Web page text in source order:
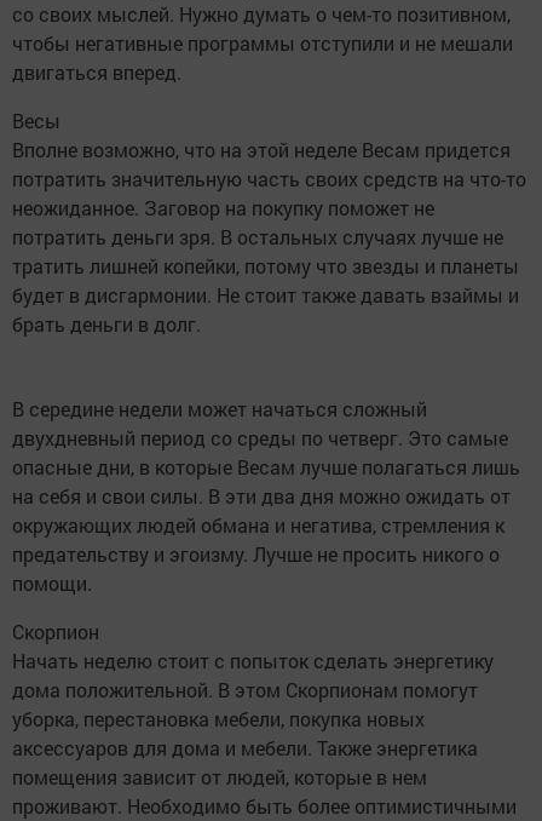
со своих мыслей. Нужно думать о чем-то позитивном,
чтобы негативные программы отступили и не мешали
двигаться вперед.
Весы
Вполне возможно, что на этой неделе Весам придется
потратить значительную часть своих средств на что-то
неожиданное. Заговор на покупку поможет не
потратить деньги зря. В остальных случаях лучше не
тратить лишней копейки, потому что звезды и планеты
будет в дисгармонии. Не стоит также давать взаймы и
брать деньги в долг.
В середине недели может начаться сложный
двухдневный период со среды по четверг. Это самые
опасные дни, в которые Весам лучше полагаться лишь
на себя и свои силы. В эти два дня можно ожидать от
окружающих людей обмана и негатива, стремления к
предательству и эгоизму. Лучше не просить никого о
помощи.
Скорпион
Начать неделю стоит с попыток сделать энергетику
дома положительной. В этом Скорпионам помогут
уборка, перестановка мебели, покупка новых
аксессуаров для дома и мебели. Также энергетика
помещения зависит от людей, которые в нем
проживают. Необходимо быть более оптимистичными